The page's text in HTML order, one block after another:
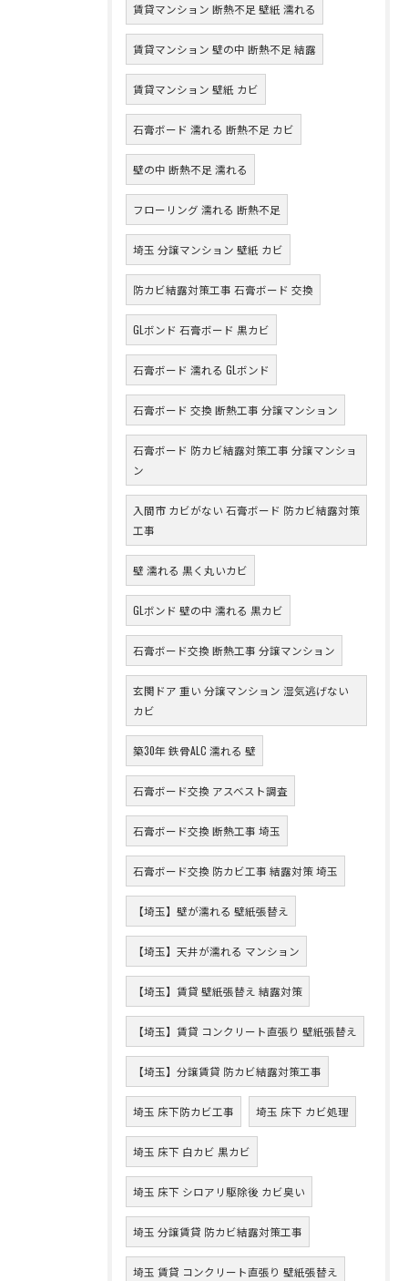
賃貸マンション 断熱不足 壁紙 濡れる
賃貸マンション 壁の中 断熱不足 結露
賃貸マンション 壁紙 カビ
石膏ボード 濡れる 断熱不足 カビ
壁の中 断熱不足 濡れる
フローリング 濡れる 断熱不足
埼玉 分譲マンション 壁紙 カビ
防カビ結露対策工事 石膏ボード 交換
GLボンド 石膏ボード 黒カビ
石膏ボード 濡れる GLボンド
石膏ボード 交換 断熱工事 分譲マンション
石膏ボード 防カビ結露対策工事 分譲マンショ
ン
入間市 カビがない 石膏ボード 防カビ結露対策
工事
壁 濡れる 黒く丸いカビ
GLボンド 壁の中 濡れる 黒カビ
石膏ボード交換 断熱工事 分譲マンション
玄関ドア 重い 分譲マンション 湿気逃げない
カビ
築30年 鉄骨ALC 濡れる 壁
石膏ボード交換 アスベスト調査
石膏ボード交換 断熱工事 埼玉
石膏ボード交換 防カビ工事 結露対策 埼玉
【埼玉】壁が濡れる 壁紙張替え
【埼玉】天井が濡れる マンション
【埼玉】賃貸 壁紙張替え 結露対策
【埼玉】賃貸 コンクリート直張り 壁紙張替え
【埼玉】分譲賃貸 防カビ結露対策工事
埼玉 床下防カビ工事 埼玉 床下 カビ処理
埼玉 床下 白カビ 黒カビ
埼玉 床下 シロアリ駆除後 カビ臭い
埼玉 分譲賃貸 防カビ結露対策工事
埼玉 賃貸 コンクリート直張り 壁紙張替え